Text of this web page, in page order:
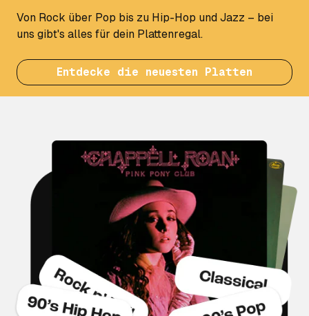
Von Rock über Pop bis zu Hip-Hop und Jazz – bei
uns gibt's alles für dein Plattenregal.
Entdecke die neuesten Platten